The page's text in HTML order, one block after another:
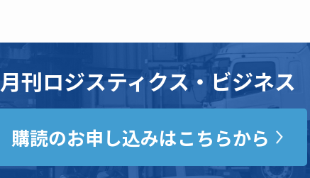
月刊ロジスティクス・ビジネス
購読のお申し込みはこちらから